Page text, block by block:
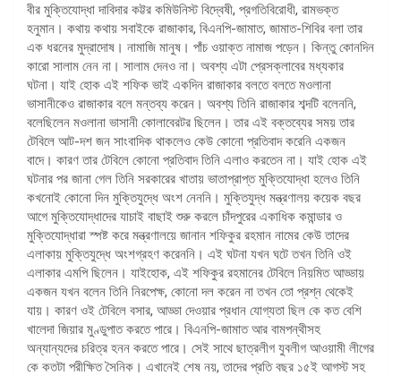
বীর মুক্তিযোদ্ধা দাবিদার কট্টর কমিউনিস্ট বিদ্বেষী, প্রগতিবিরোধী, রামভক্ত
হনুমান। কথায় কথায় সবাইকে রাজাকার, বিএনপি-জামাত, জামাত-শিবির বলা তার
এক ধরনের মুদ্রাদোষ। নামাজি মানুষ। পাঁচ ওয়াক্ত নামাজ পড়েন। কিন্তু কোনদিন
কারো সালাম নেন না। সালাম দেনও না। অবশ্য এটা প্রেসক্লাবের মধ্যকার
ঘটনা। যাই হোক এই শফিক ভাই একদিন রাজাকার বলতে বলতে মওলানা
ভাসানীকেও রাজাকার বলে মন্তব্য করেন। অবশ্য তিনি রাজাকার শব্দটি বলেননি,
বলেছিলেন মওলানা ভাসানী কোলাবেরটর ছিলেন। তার এই বক্তব্যের সময় তার
টেবিলে আট-দশ জন সাংবাদিক থাকলেও কেউ কোনো প্রতিবাদ করেনি একজন
বাদে। কারণ তার টেবিলে কোনো প্রতিবাদ তিনি এলাও করতেন না। যাই হোক এই
ঘটনার পর জানা গেল তিনি সরকারের খাতায় ভাতাপ্রাপ্ত মুক্তিযোদ্ধা হলেও তিনি
কখনোই কোনো দিন মুক্তিযুদ্ধে অংশ নেননি। মুক্তিযুদ্ধ মন্ত্রণালয় কয়েক বছর
আগে মুক্তিযোদ্ধাদের যাচাই বাছাই শুরু করলে চাঁদপুরের একাধিক কমান্ডার ও
মুক্তিযোদ্ধারা স্পষ্ট করে মন্ত্রণালয়ে জানান শফিকুর রহমান নামের কেউ তাদের
এলাকায় মুক্তিযুদ্ধে অংশগ্রহণ করেননি। এই ঘটনা যখন ঘটে তখন তিনি ওই
এলাকার এমপি ছিলেন। যাইহোক, এই শফিকুর রহমানের টেবিলে নিয়মিত আড্ডায়
একজন যখন বলেন তিনি নিরপেক্ষ, কোনো দল করেন না তখন তো প্রশ্ন থেকেই
যায়। কারণ ওই টেবিলে বসার, আড্ডা দেওয়ার প্রধান যোগ্যতা ছিল কে কত বেশি
খালেদা জিয়ার মুণ্ডুপাত করতে পারে। বিএনপি-জামাত আর বামপন্থীসহ
অন্যান্যদের চরিত্র হনন করতে পারে। সেই সাথে ছাত্রলীগ যুবলীগ আওয়ামী লীগের
কে কতটা পরীক্ষিত সৈনিক। এখানেই শেষ নয়, তাদের প্রতি বছর ১৫ই আগস্ট সহ